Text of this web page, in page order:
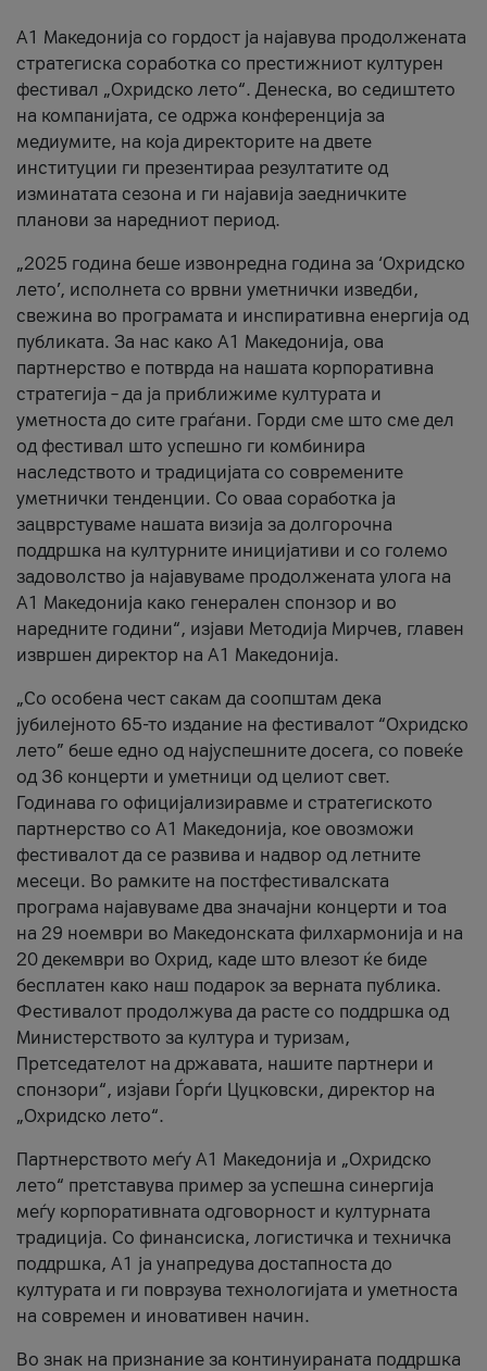
A1 Македонија со гордост ја најавува продолжената
стратегиска соработка со престижниот културен
фестивал „Охридско лето“. Денеска, во седиштето
на компанијата, се одржа конференција за
медиумите, на која директорите на двете
институции ги презентираа резултатите од
изминатата сезона и ги најавија заедничките
планови за наредниот период.
„2025 година беше извонредна година за ‘Охридско
лето’, исполнета со врвни уметнички изведби,
свежина во програмата и инспиративна енергија од
публиката. За нас како A1 Македонија, ова
партнерство е потврда на нашата корпоративна
стратегија – да ја приближиме културата и
уметноста до сите граѓани. Горди сме што сме дел
од фестивал што успешно ги комбинира
наследството и традицијата со современите
уметнички тенденции. Со оваа соработка ја
зацврстуваме нашата визија за долгорочна
поддршка на културните иницијативи и со големо
задоволство ја најавуваме продолжената улога на
A1 Македонија како генерален спонзор и во
наредните години“, изјави Методија Мирчев, главен
извршен директор на A1 Македонија.
„Со особена чест сакам да соопштам дека
јубилејното 65-то издание на фестивалот “Охридско
лето” беше едно од најуспешните досега, со повеќе
од 36 концерти и уметници од целиот свет.
Годинава го официјализиравме и стратегиското
партнерство со А1 Македонија, кое овозможи
фестивалот да се развива и надвор од летните
месеци. Во рамките на постфестивалската
програма најавуваме два значајни концерти и тоа
на 29 ноември во Македонската филхармонија и на
20 декември во Охрид, каде што влезот ќе биде
бесплатен како наш подарок за верната публика.
Фестивалот продолжува да расте со поддршка од
Министерството за култура и туризам,
Претседателот на државата, нашите партнери и
спонзори“, изјави Ѓорѓи Цуцковски, директор на
„Охридско лето“.
Партнерството меѓу A1 Македонија и „Охридско
лето“ претставува пример за успешна синергија
меѓу корпоративната одговорност и културната
традиција. Со финансиска, логистичка и техничка
поддршка, A1 ја унапредува достапноста до
културата и ги поврзува технологијата и уметноста
на современ и иновативен начин.
Во знак на признание за континуираната поддршка